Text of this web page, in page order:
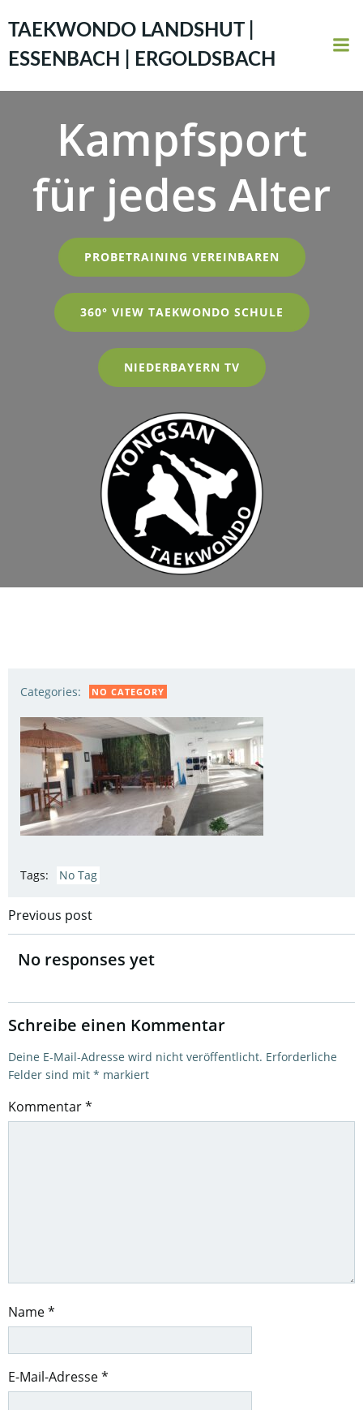
Inhalt
springen
TAEKWONDO LANDSHUT |
ESSENBACH | ERGOLDSBACH
Kampfsport
für jedes Alter
PROBETRAINING VEREINBAREN
360° VIEW TAEKWONDO SCHULE
NIEDERBAYERN TV
Categories: NO CATEGORY
Tags: No Tag
Post
navigation
Previous post
No responses yet
Schreibe einen Kommentar
Deine E-Mail-Adresse wird nicht veröffentlicht. Erforderliche
Felder sind mit * markiert
Kommentar*
Name*
E-Mail-Adresse*